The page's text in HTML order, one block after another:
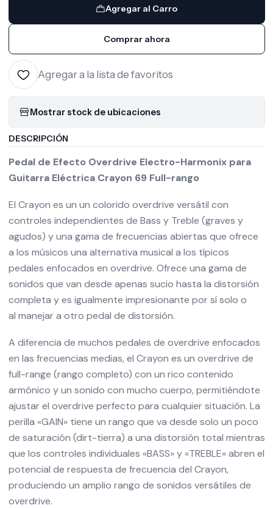
Agregar al Carro
Comprar ahora
Agregar a la lista de favoritos
Mostrar stock de ubicaciones
DESCRIPCIÓN
Pedal de Efecto Overdrive Electro-Harmonix para
Guitarra Eléctrica Crayon 69 Full-rango
El Crayon es un un colorido overdrive versátil con
controles independientes de Bass y Treble (graves y
agudos) y una gama de frecuencias abiertas que ofrece
a los músicos una alternativa musical a los típicos
pedales enfocados en overdrive. Ofrece una gama de
sonidos que van desde apenas sucio hasta la distorsión
completa y es igualmente impresionante por sí solo o
al manejar a otro pedal de distorsión.
A diferencia de muchos pedales de overdrive enfocados
en las frecuencias medias, el Crayon es un overdrive de
full-range (rango completo) con un rico contenido
armónico y un sonido con mucho cuerpo, permitiéndote
ajustar el overdrive perfecto para cualquier situación. La
perilla «GAIN» tiene un rango que va desde solo un poco
de saturación (dirt-tierra) a una distorsión total mientras
que los controles individuales «BASS» y «TREBLE» abren el
potencial de respuesta de frecuencia del Crayon,
produciendo un amplio rango de sonidos versátiles de
overdrive.